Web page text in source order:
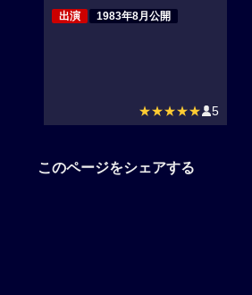
出演 1983年8月公開
★★★★★ 5
このページをシェアする